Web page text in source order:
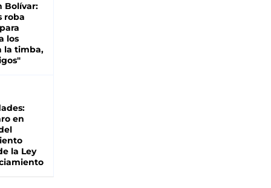
Bolívar:
roba
los
la timba,
en
la Ley